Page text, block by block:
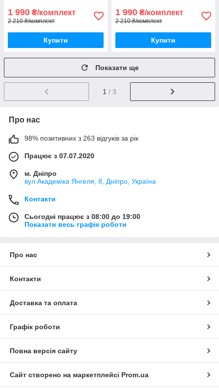
1 990 ₴/комплект
2 210 ₴/комплект
Купити
1 990 ₴/комплект
2 210 ₴/комплект
Купити
Показати ще
1 / 3
Про нас
98% позитивних з 263 відгуків за рік
Працює з 07.07.2020
м. Дніпро
вул Академіка Янгеля, 8, Дніпро, Україна
Контакти
Сьогодні працює з 08:00 до 19:00
Показати весь графік роботи
Про нас
Контакти
Доставка та оплата
Графік роботи
Повна версія сайту
Сайт створено на маркетплейсі Prom.ua